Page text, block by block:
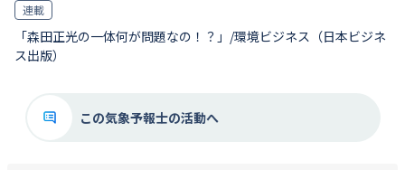
連載
「森田正光の一体何が問題なの！？」/環境ビジネス（日本ビジネ
ス出版）
この気象予報士の活動へ